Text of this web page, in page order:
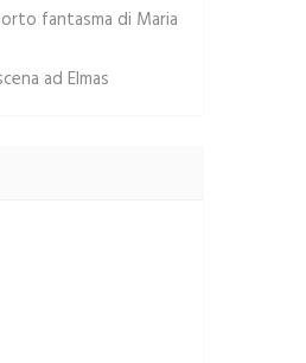
fantasma di Maria
ad Elmas